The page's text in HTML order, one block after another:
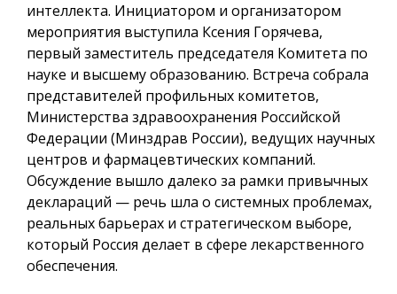
интеллекта. Инициатором и организатором
мероприятия выступила Ксения Горячева,
первый заместитель председателя Комитета по
науке и высшему образованию. Встреча собрала
представителей профильных комитетов,
Министерства здравоохранения Российской
Федерации (Минздрав России), ведущих научных
центров и фармацевтических компаний.
Обсуждение вышло далеко за рамки привычных
деклараций — речь шла о системных проблемах,
реальных барьерах и стратегическом выборе,
который Россия делает в сфере лекарственного
обеспечения.